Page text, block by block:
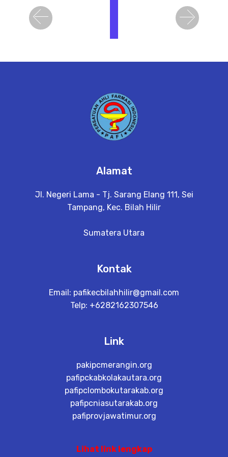
Previous Next
Alamat
Jl. Negeri Lama - Tj. Sarang Elang 111, Sei
Tampang, Kec. Bilah Hilir
Sumatera Utara
Kontak
Email: pafikecbilahhilir@gmail.com
Telp: +6282162307546
Link
pakipcmerangin.org
pafipckabkolakautara.org
pafipclombokutarakab.org
pafipcniasutarakab.org
pafiprovjawatimur.org
Lihat link lengkap